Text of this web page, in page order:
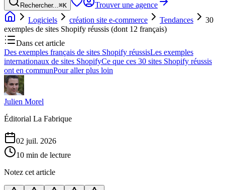
Rechercher...⌘K
Trouver une agence
Logiciels
création site e-commerce Tendances
30
exemples de sites Shopify réussis (dont 12 français)
Dans cet article
Des exemples français de sites Shopify réussisLes exemples
internationaux de sites ShopifyCe que ces 30 sites Shopify réussis
ont en communPour aller plus loin
Julien Morel
Éditorial La Fabrique
02 juil. 2026
10 min de lecture
Notez cet article